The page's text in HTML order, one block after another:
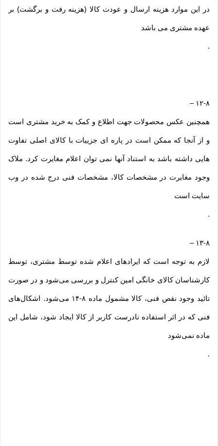
در این موارد هزینه ارسال و عودت کالا (هزینه رفت و برگشت) بر
عهده مشتری می باشد
.
۱۲-۸ –
همچنین عکس محصولات جهت اطلاع و کمک به خرید مشتری است
و از آنجا که ممکن است در پاره ای جزییات با کالای اصلی تفاوت
هایی داشته باشد به استناد آنها نمی توان اعلام مغایرت کرد. ملاک
وجود مغایرت در مشخصات کالا، مشخصات فنی درج شده در وب
سایت است
.
۱۳-۸ –
لازم به توجه است که ایرادهای اعلام شده توسط مشتری، توسط
کارشناسان کالای خانگی امین کنترل و بررسی می‏‌شود و در صورت
تائید وجود نقص فنی، کالا مشمول ماده ۸-۱۴ می‏‌شود. اشکال‏‌های
فنی که در اثر استفاده نادرست کاربر از کالا ایجاد شود، شامل این
ماده نمی‌‏شود
.